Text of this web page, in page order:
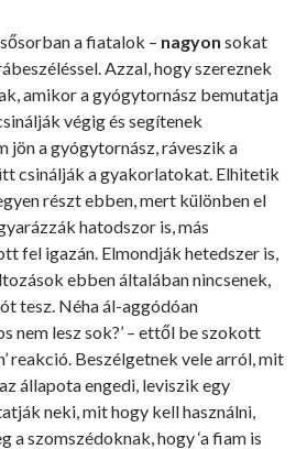
a fiatalok – nagyon sokat
Azzal, hogy szereznek
amikor a gyógytornász bemutatja
végig és segítenek
jön a gyógytornász, ráveszik a
csinálják a gyakorlatokat. Elhitetik
részt ebben, mert különben el
hatodszor is, más
fel igazán. Elmondják hetedszer is,
ebben általában nincsenek,
tesz. Néha ál-aggódóan
nem lesz sok?’ – ettől be szokott
reakció. Beszélgetnek vele arról, mit
állapota engedi, leviszik egy
neki, mit hogy kell használni,
a szomszédoknak, hogy ‘a fiam is